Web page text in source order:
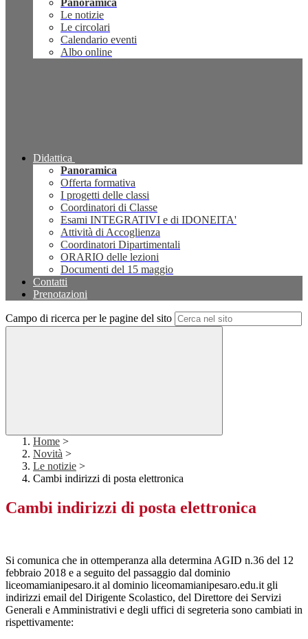
Panoramica
Le notizie
Le circolari
Calendario eventi
Albo online
Didattica
Panoramica
Offerta formativa
I progetti delle classi
Coordinatori di Classe
Esami INTEGRATIVI e di IDONEITA'
Attività di Accoglienza
Coordinatori Dipartimentali
ORARIO delle lezioni
Documenti del 15 maggio
Contatti
Prenotazioni
Campo di ricerca per le pagine del sito
Home >
Novità >
Le notizie >
Cambi indirizzi di posta elettronica
Cambi indirizzi di posta elettronica
Si comunica che in ottemperanza alla determina AGID n.36 del 12
febbraio 2018 e a seguito del passaggio dal dominio
liceomamianipesaro.it al dominio liceomamianipesaro.edu.it gli
indirizzi email del Dirigente Scolastico, del Direttore dei Servizi
Generali e Amministrativi e degli uffici di segreteria sono cambiati in
rispettivamente: